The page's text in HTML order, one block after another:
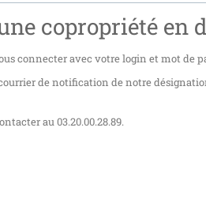
copropriété en
connecter avec votre login et mot de
de notification de notre
au 03.20.00.28.89.